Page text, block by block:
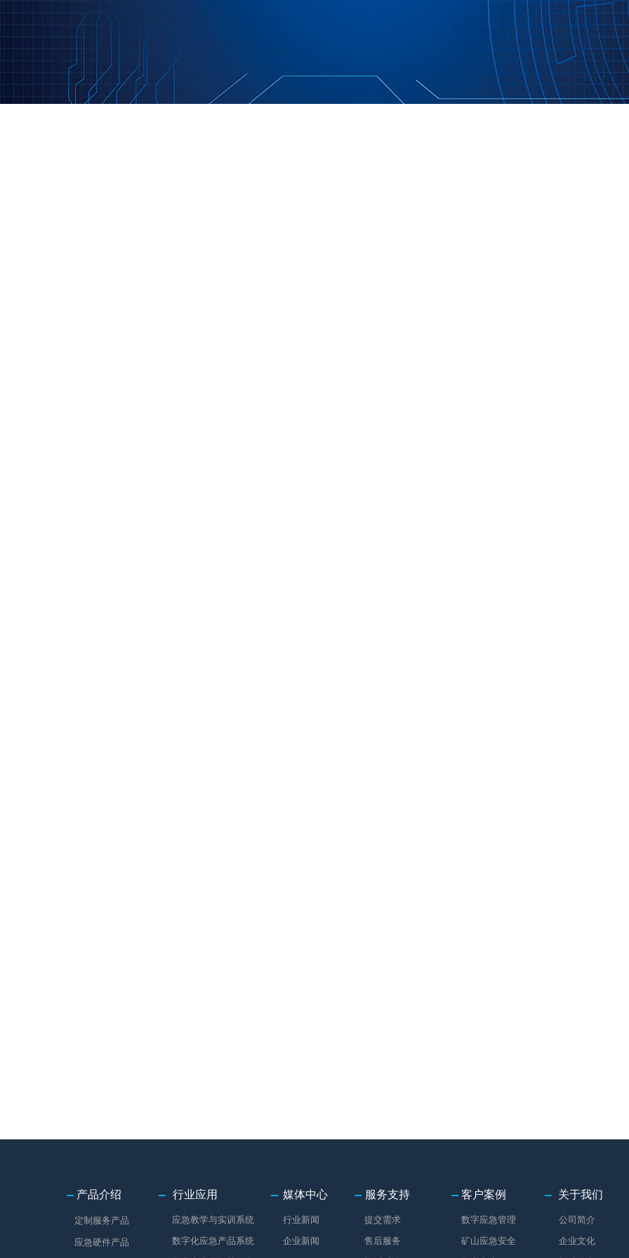
产品介绍 行业应用 媒体中心 服务支持 客户案例 关于我们
定制服务产品
应急硬件产品
应急教学与实训系统
数字化应急产品系统
行业新闻
企业新闻
提交需求
售后服务
公司简介
企业文化
数字应急管理
矿山应急安全